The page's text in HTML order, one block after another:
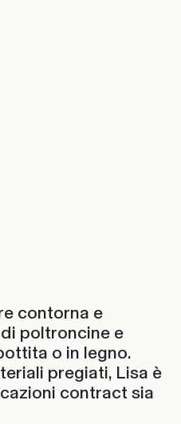
contorna e
poltroncine e
o in legno.
pregiati, Lisa è
contract sia